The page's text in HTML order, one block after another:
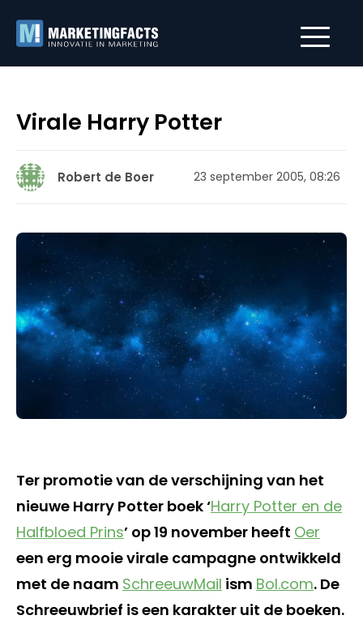
Virale Harry Potter
Robert de Boer 23 september 2005, 08:26
Ter promotie van de verschijning van het
nieuwe Harry Potter boek ‘Harry Potter en de
Halfbloed Prins’ op 19 november heeft Oer
een erg mooie virale campagne ontwikkeld
met de naam SchreeuwMail ism Bol.com. De
Schreeuwbrief is een karakter uit de boeken.